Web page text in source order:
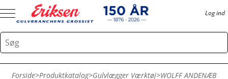
Log ind
Forside>Produktkatalog>Gulvlægger Værktøj>WOLFF ANDENÆB